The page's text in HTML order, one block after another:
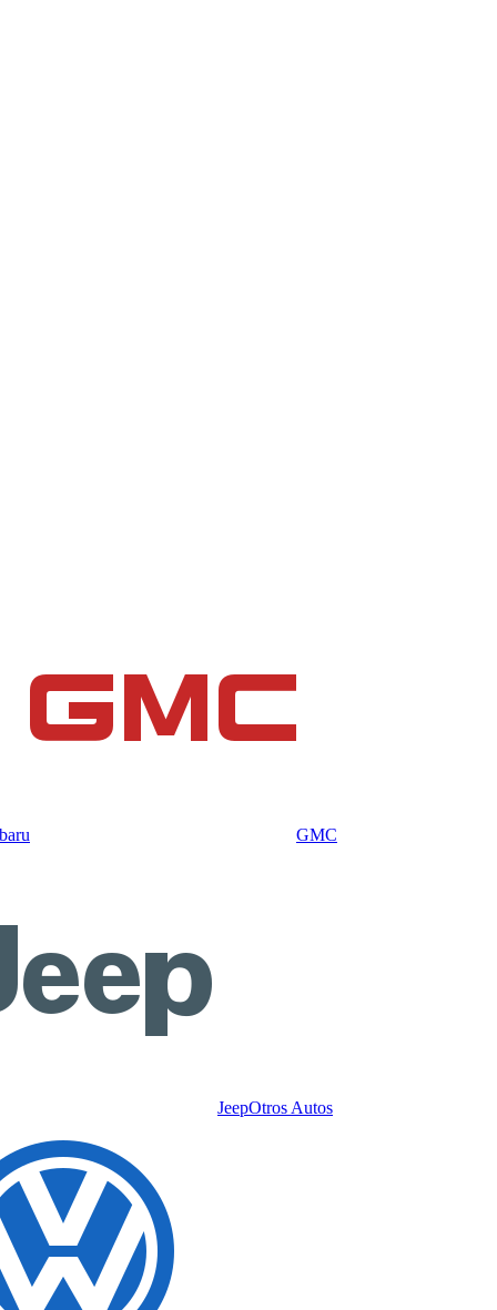
GMC
JeepOtros Autos